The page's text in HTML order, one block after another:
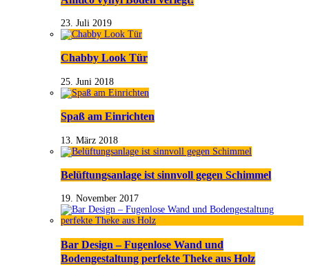
23. Juli 2019
Chabby Look Tür
25. Juni 2018
Spaß am Einrichten
13. März 2018
Belüftungsanlage ist sinnvoll gegen Schimmel
19. November 2017
Bar Design – Fugenlose Wand und
Bodengestaltung perfekte Theke aus Holz